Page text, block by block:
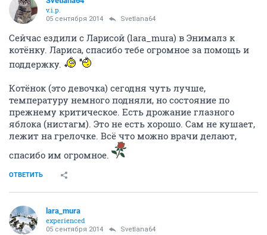
v.i.p.
05 сентября 2014 Svetlana64
Сейчас ездили с Ларисой (lara_mura) в Энималз к
котёнку. Лариса, спасибо тебе огромное за помощь и
поддержку.
Котёнок (это девочка) сегодня чуть лучше,
температуру немного подняли, но состояние по
прежнему критическое. Есть дрожание глазного
яблока (нистагм). Это не есть хорошо. Сам не кушает,
лежит на грелочке. Всё что можно врачи делают,
спасибо им огромное.
ОТВЕТИТЬ
lara_mura
experienced
05 сентября 2014 Svetlana64